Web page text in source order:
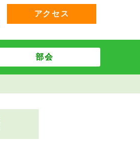
アクセス
部会